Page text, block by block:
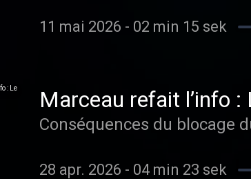
11 mai 2026 - 02 min 15 sek
Marceau refait l’info
Conséquences du blocage
28 apr. 2026 - 04 min 23 sek